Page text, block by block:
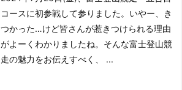
コースに初参戦して参りました。 いやー、き
つかった…けど皆さんが惹きつけられる理由
がよーくわかりましたね。 そんな富士登山競
走の魅力をお伝えすべく、 ...